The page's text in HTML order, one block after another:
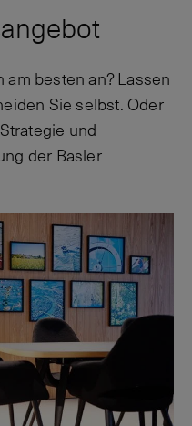
am besten an? Lassen
Sie selbst. Oder
und
der Basler